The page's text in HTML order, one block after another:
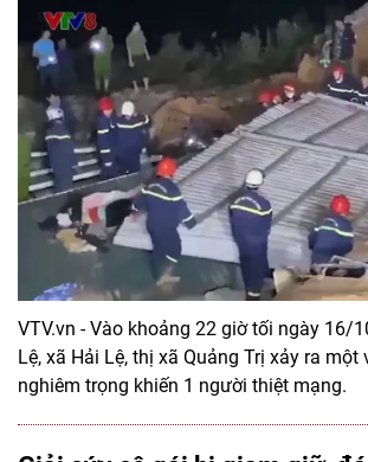
VTV.vn - Vào khoảng 22 giờ tối ngày 16/
Lệ, xã Hải Lệ, thị xã Quảng Trị xảy ra một
nghiêm trọng khiến 1 người thiệt mạng.